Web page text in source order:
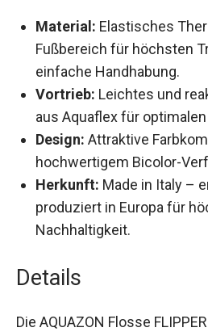
Material:Elastisches
Fußbereich für höchsten
einfache Handhabung.
Vortrieb:Leichtes und
aus Aquaflex für
Wasser.
Design:Attraktive
hochwertigem Bicolor-
Herkunft:Made in Italy –
Nachhaltigkeit.
Details